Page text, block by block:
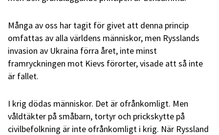
Många av oss har tagit för givet att denna princip
omfattas av alla världens människor, men Rysslands
invasion av Ukraina förra året, inte minst
framryckningen mot Kievs förorter, visade att så inte
är fallet.
I krig dödas människor. Det är ofrånkomligt. Men
våldtäkter på småbarn, tortyr och prickskytte på
civilbefolkning är inte ofrånkomligt i krig. När Ryssland